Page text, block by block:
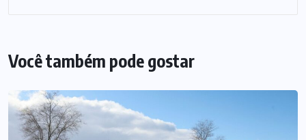
Você também pode gostar